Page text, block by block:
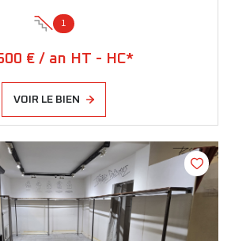
1
€ / an HT - HC*
VOIR LE BIEN